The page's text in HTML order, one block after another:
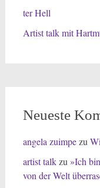
ter Hell
Artist talk mit
Neueste
angela zuimpezu
artist talkzu »Ich
von der Welt